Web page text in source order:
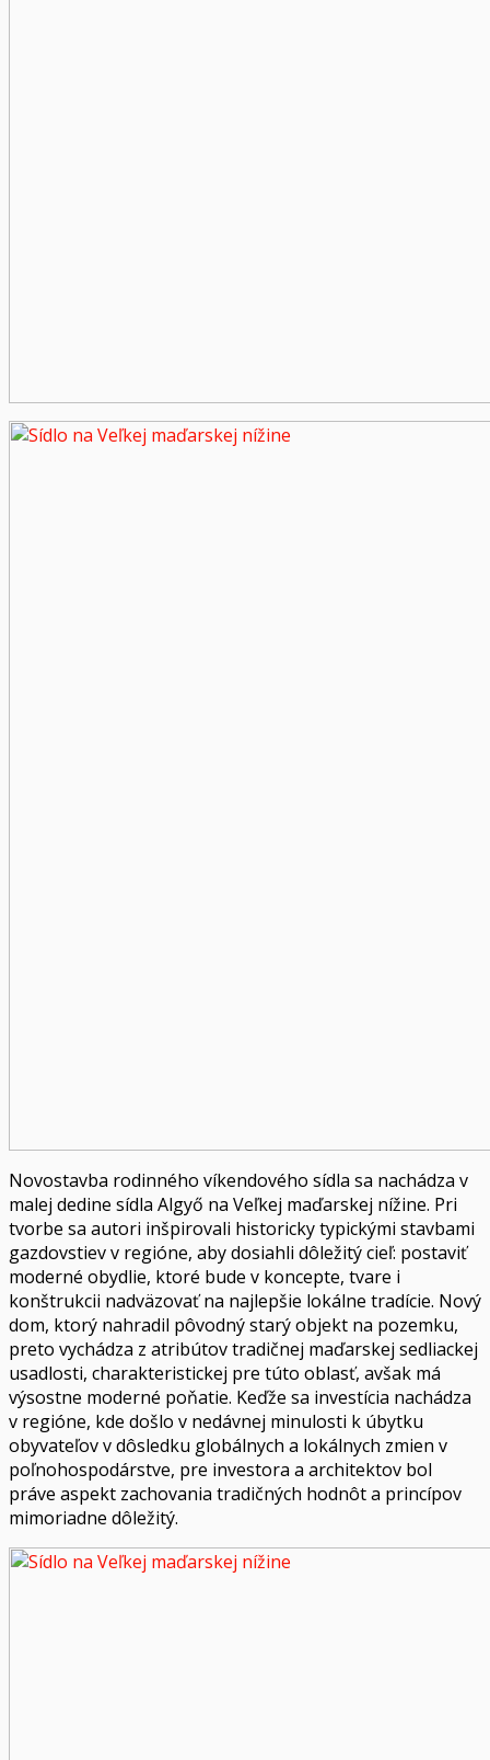
Novostavba rodinného víkendového sídla sa nachádza v
malej dedine sídla Algyő na Veľkej maďarskej nížine. Pri
tvorbe sa autori inšpirovali historicky typickými stavbami
gazdovstiev v regióne, aby dosiahli dôležitý cieľ: postaviť
moderné obydlie, ktoré bude v koncepte, tvare i
konštrukcii nadväzovať na najlepšie lokálne tradície. Nový
dom, ktorý nahradil pôvodný starý objekt na pozemku,
preto vychádza z atribútov tradičnej maďarskej sedliackej
usadlosti, charakteristickej pre túto oblasť, avšak má
výsostne moderné poňatie. Keďže sa investícia nachádza
v regióne, kde došlo v nedávnej minulosti k úbytku
obyvateľov v dôsledku globálnych a lokálnych zmien v
poľnohospodárstve, pre investora a architektov bol
práve aspekt zachovania tradičných hodnôt a princípov
mimoriadne dôležitý.